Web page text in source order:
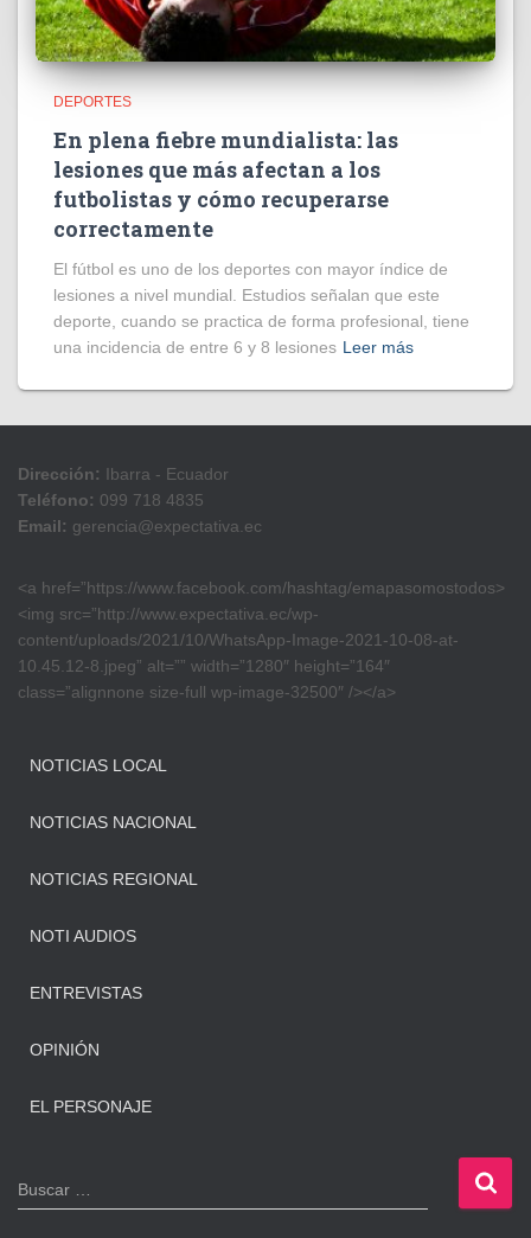
DEPORTES
En plena fiebre mundialista: las
lesiones que más afectan a los
futbolistas y cómo recuperarse
correctamente
El fútbol es uno de los deportes con mayor índice de
lesiones a nivel mundial. Estudios señalan que este
deporte, cuando se practica de forma profesional, tiene
una incidencia de entre 6 y 8 lesiones Leer más
Dirección: Ibarra - Ecuador
Teléfono: 099 718 4835
Email: gerencia@expectativa.ec
<a href=”https://www.facebook.com/hashtag/emapasomostodos>
<img src=”http://www.expectativa.ec/wp-
content/uploads/2021/10/WhatsApp-Image-2021-10-08-at-
10.45.12-8.jpeg” alt=”” width=”1280″ height=”164″
class=”alignnone size-full wp-image-32500″ /></a>
NOTICIAS LOCAL
NOTICIAS NACIONAL
NOTICIAS REGIONAL
NOTI AUDIOS
ENTREVISTAS
OPINIÓN
EL PERSONAJE
B
u
Buscar …